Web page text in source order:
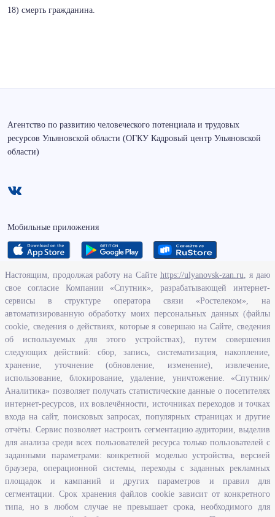
18) смерть гражданина.
Агентство по развитию человеческого потенциала и трудовых
ресурсов Ульяновской области (ОГКУ Кадровый центр Ульяновской
области)
Мобильные приложения
Исполнение бюджетных средств
Человеческий потенциал
Информационная безопасность
Перечень нормативно - правовых актов, определяющих полномочия,
задачи и функции Агентства по развитию человеческого потенциала
и трудовых ресурсов Ульяновской области
Развитие правовой грамотности и правосознания граждан в
Ульяновской области
Информация
Законодательство
Льготы организациям и индивидуальным предпринимателям
Настоящим, продолжая работу на Сайте https://ulyanovsk-zan.ru, я даю
свое согласие Компании «Спутник», разрабатывающей интернет-
сервисы в структуре оператора связи «Ростелеком», на
автоматизированную обработку моих персональных данных (файлы
cookie, сведения о действиях, которые я совершаю на Сайте, сведения
об используемых для этого устройствах), путем совершения
следующих действий: сбор, запись, систематизация, накопление,
хранение, уточнение (обновление, изменение), извлечение,
использование, блокирование, удаление, уничтожение. «Спутник/
Аналитика» позволяет получать статистические данные о посетителях
интернет-ресурсов, их вовлечённости, источниках переходов и точках
входа на сайт, поисковых запросах, популярных страницах и другие
отчёты. Сервис позволяет настроить сегментацию аудитории, выделив
для анализа среди всех пользователей ресурса только пользователей с
заданными параметрами: конкретной моделью устройства, версией
браузера, операционной системы, переходы с заданных рекламных
площадок и кампаний и других параметров и правил для
сегментации. Срок хранения файлов cookie зависит от конкретного
типа, но в любом случае не превышает срока, необходимого для